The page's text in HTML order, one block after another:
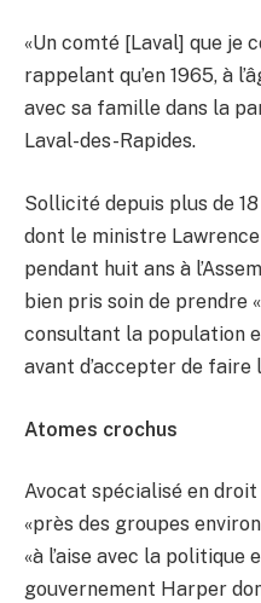
«Un comté [Laval] que je
rappelant qu’en 1965, à
avec sa famille dans la
Laval-des-Rapides.
Sollicité depuis plus de
dont le ministre Lawrence
pendant huit ans à
bien pris soin de prendre
consultant la population
avant d’accepter de faire
Atomes crochus
Avocat spécialisé en droit
«près des groupes
«à l’aise avec la politique
gouvernement Harper